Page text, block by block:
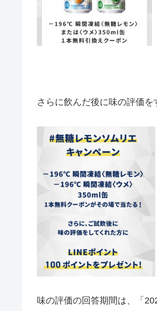
さらに飲んだ後に味の評価を
味の評価の回答期間は、「